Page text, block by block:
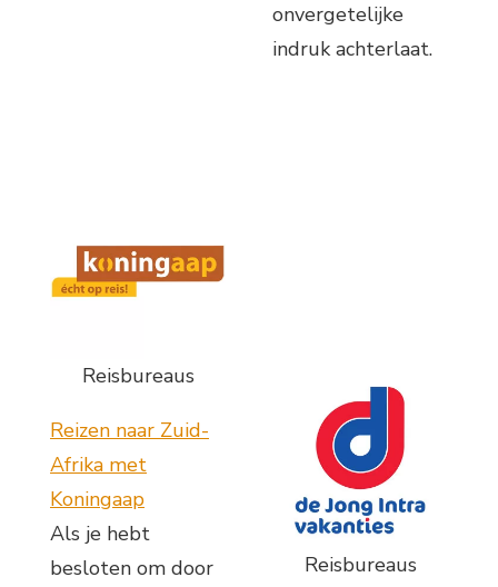
onvergetelijke
indruk achterlaat.
Reisbureaus
Reizen naar Zuid-
Afrika met
Koningaap
Als je hebt
besloten om door
Reisbureaus